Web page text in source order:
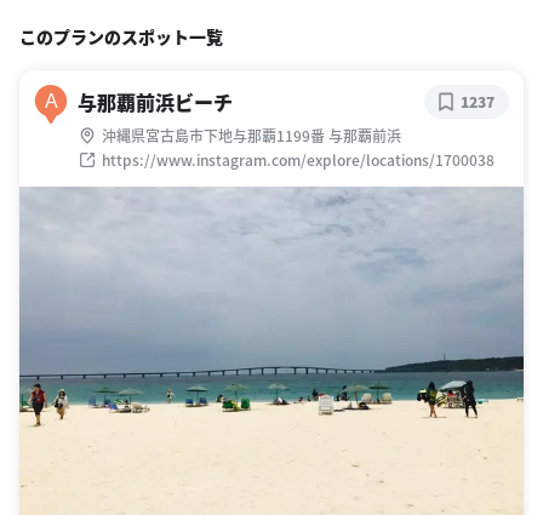
このプランのスポット一覧
A 与那覇前浜ビーチ
沖縄県宮古島市下地与那覇1199番 与那覇前浜
https://www.instagram.com/explore/locations/1700038
1237